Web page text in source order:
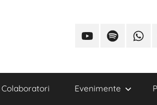
Colaboratori Evenimente